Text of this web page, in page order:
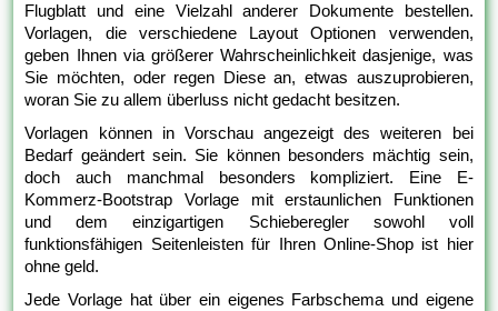
Flugblatt und eine Vielzahl anderer Dokumente bestellen.
Vorlagen, die verschiedene Layout Optionen verwenden,
geben Ihnen via größerer Wahrscheinlichkeit dasjenige, was
Sie möchten, oder regen Diese an, etwas auszuprobieren,
woran Sie zu allem überluss nicht gedacht besitzen.
Vorlagen können in Vorschau angezeigt des weiteren bei
Bedarf geändert sein. Sie können besonders mächtig sein,
doch auch manchmal besonders kompliziert. Eine E-
Kommerz-Bootstrap Vorlage mit erstaunlichen Funktionen
und dem einzigartigen Schieberegler sowohl voll
funktionsfähigen Seitenleisten für Ihren Online-Shop ist hier
ohne geld.
Jede Vorlage hat über ein eigenes Farbschema und eigene